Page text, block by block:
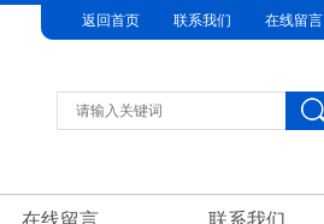
返回首页 联系我们 在线留言
在线留言 联系我们